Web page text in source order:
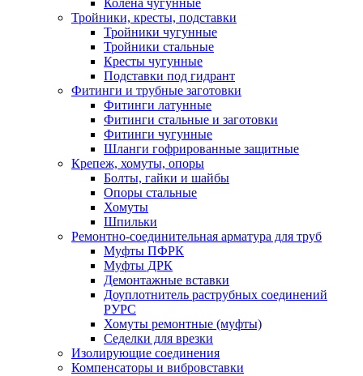
Колена чугунные
Тройники, кресты, подставки
Тройники чугунные
Тройники стальные
Кресты чугунные
Подставки под гидрант
Фитинги и трубные заготовки
Фитинги латунные
Фитинги стальные и заготовки
Фитинги чугунные
Шланги гофрированные защитные
Крепеж, хомуты, опоры
Болты, гайки и шайбы
Опоры стальные
Хомуты
Шпильки
Ремонтно-соединительная арматура для труб
Муфты ПФРК
Муфты ДРК
Демонтажные вставки
Доуплотнитель раструбных соединений
РУРС
Хомуты ремонтные (муфты)
Седелки для врезки
Изолирующие соединения
Компенсаторы и вибровставки